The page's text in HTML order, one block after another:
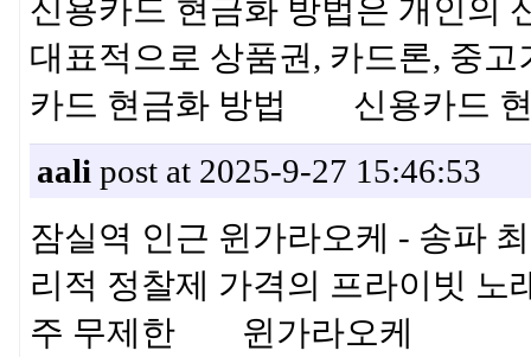
신용카드 현금화 방법은 개인의
대표적으로 상품권, 카드론, 중
카드 현금화 방법 신용카드
aali post at 2025-9-27 15:46:53
잠실역 인근 윈가라오케 - 송파
리적 정찰제 가격의 프라이빗 노
주 무제한 윈가라오케